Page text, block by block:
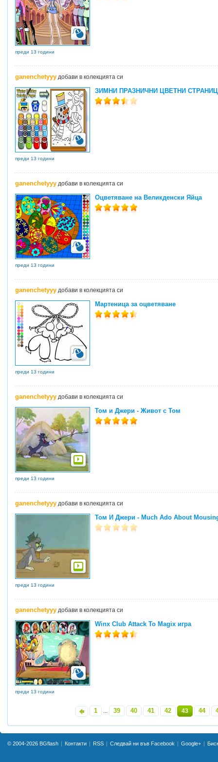
преди 13 години
ganenchetyyy добави в колекцията си
ЗИМНИ ПРАЗНИЧНИ ЦВЕТНИ
преди 13 години
ganenchetyyy добави в колекцията си
Оцветяване на Великденски Яйца
преди 13 години
ganenchetyyy добави в колекцията си
Мартеница за оцветяване
преди 13 години
ganenchetyyy добави в колекцията си
Том и Джери - Живот с Том
преди 13 години
ganenchetyyy добави в колекцията си
Том И Джери - Much Ado About
преди 13 години
ganenchetyyy добави в колекцията си
Winx Club Attack To Magix игра
преди 13 години
1 ... 39 40 41 42 43 44
© 2004-2026 BGflash Контакти RSS Следвай ни във Facebook Google+